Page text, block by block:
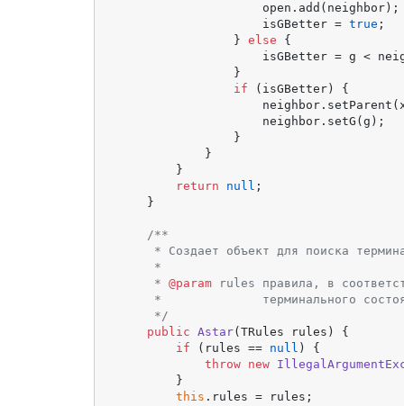
                    open.add(neighbor);
                    isGBetter =
true ;
                }
else {
isGBetter = g <
                }
if (isGBetter) {
                    neighbor.setG(g);
                }
            }
        }
return
null ;
    }
/**
* Создает объект для поиска
     *
     *
@param rules правила, в
*              терминального
     */
public
Astar(TRules rules)
{
if (rules == null ) {
throw new
        }
this .rules = rules;